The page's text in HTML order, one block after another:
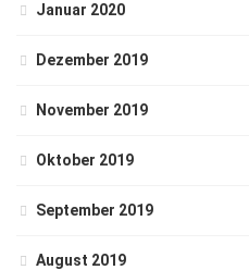
Januar 2020
Dezember 2019
November 2019
Oktober 2019
September 2019
August 2019